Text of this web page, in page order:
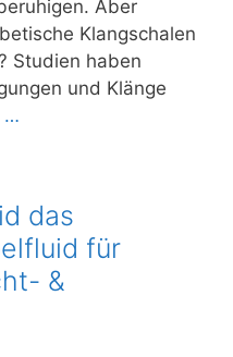
Aber
Klangschalen
Studien haben
und Klänge
…
das
für
&